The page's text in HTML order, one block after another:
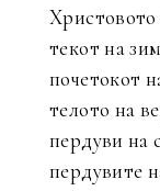
Христовото
текот на
почетокот
телото на
пердуви на
пердувите